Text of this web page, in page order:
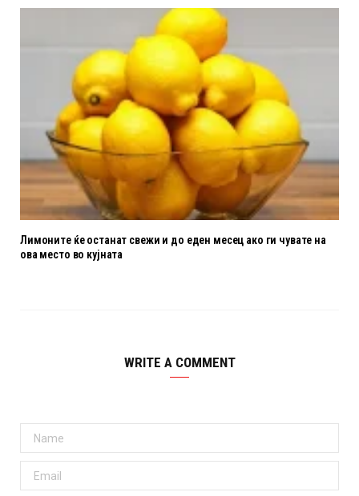
Лимоните ќе останат свежи и до еден месец ако ги чувате на
ова место во кујната
WRITE A COMMENT